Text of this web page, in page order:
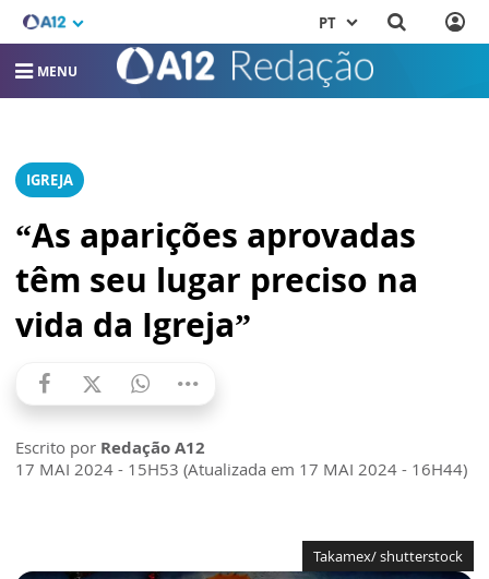
PT
MENU
IGREJA
“As aparições aprovadas
têm seu lugar preciso na
vida da Igreja”
Escrito por Redação A12
17 MAI 2024 - 15H53 (Atualizada em 17 MAI 2024 - 16H44)
Takamex/ shutterstock